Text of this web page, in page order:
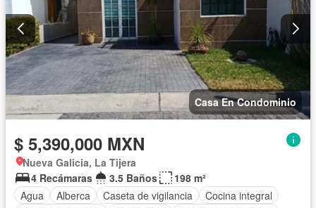
Casa En Condominio
$ 5,390,000 MXN
Nueva Galicia, La Tijera
4 Recámaras
3.5 Baños
198 m²
Agua
Alberca Caseta de vigilancia
Cocina integral